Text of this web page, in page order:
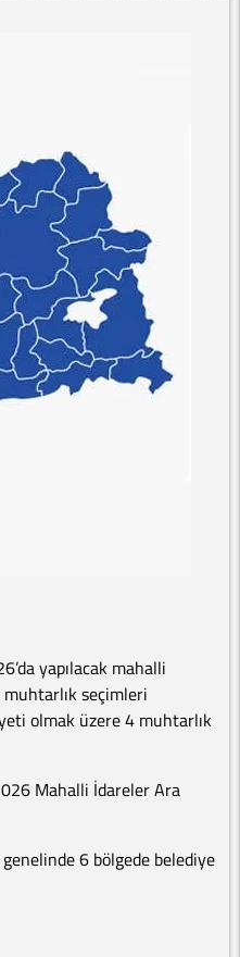
yapılacak mahalli
seçimleri
olmak üzere 4 muhtarlık
Mahalli İdareler Ara
6 bölgede belediye